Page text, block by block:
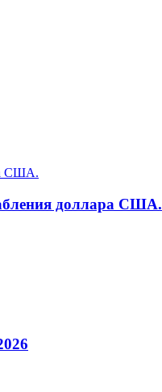
доллара США.